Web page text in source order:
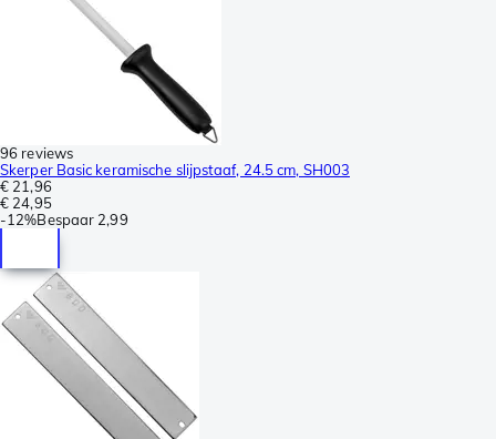
96 reviews
Skerper Basic keramische slijpstaaf, 24.5 cm, SH003
€ 21,96
€ 24,95
-12%Bespaar 2,99